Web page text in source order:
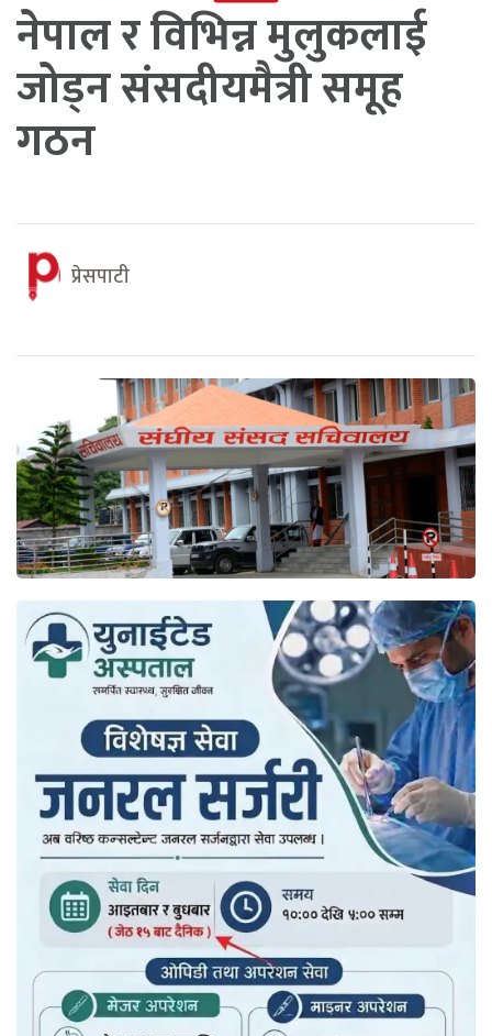
नेपाल र विभिन्न मुलुकलाई
जोड्न संसदीयमैत्री समूह
गठन
प्रेसपाटी